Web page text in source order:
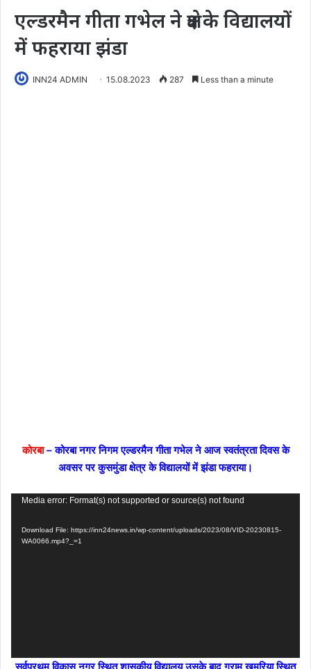
एल्डरमैन गीता गभेल ने क्षेत्र के विद्यालयों
में फहराया झंडा
INN24 ADMIN 15.08.2023 287 Less than a minute
कोरबा– कोरबा नगर निगम एल्डरमैन गीता गभेल ने आज स्वतंत्रता दिवस के
अवसर पर कुसमुंडा क्षेत्र के विद्यालयों में झंडा फहराया।
Video
Media error: Format(s) not supported or source(s) not found
Download File: https://inn24news.in/wp-content/uploads/2023/08/VID-20230815-
WA0066.mp4?_=1